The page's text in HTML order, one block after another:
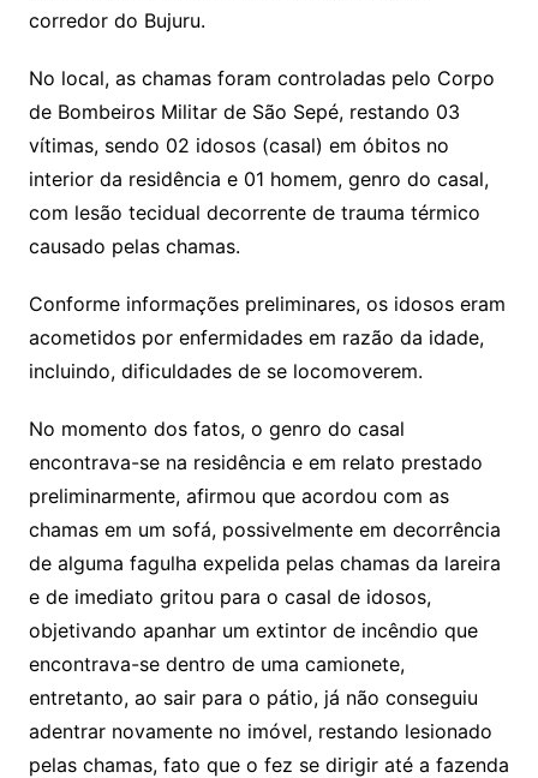
corredor do Bujuru.
No local, as chamas foram controladas pelo Corpo
de Bombeiros Militar de São Sepé, restando 03
vítimas, sendo 02 idosos (casal) em óbitos no
interior da residência e 01 homem, genro do casal,
com lesão tecidual decorrente de trauma térmico
causado pelas chamas.
Conforme informações preliminares, os idosos eram
acometidos por enfermidades em razão da idade,
incluindo, dificuldades de se locomoverem.
No momento dos fatos, o genro do casal
encontrava-se na residência e em relato prestado
preliminarmente, afirmou que acordou com as
chamas em um sofá, possivelmente em decorrência
de alguma fagulha expelida pelas chamas da lareira
e de imediato gritou para o casal de idosos,
objetivando apanhar um extintor de incêndio que
encontrava-se dentro de uma camionete,
entretanto, ao sair para o pátio, já não conseguiu
adentrar novamente no imóvel, restando lesionado
pelas chamas, fato que o fez se dirigir até a fazenda